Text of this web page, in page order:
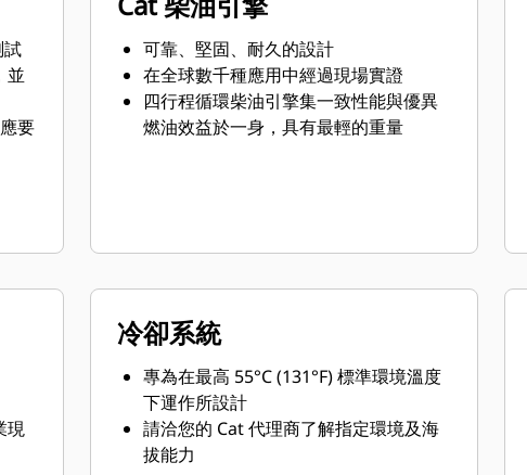
試
並
要
可靠、堅固、耐久的設計
在全球數千種應用中經過現場實證
四行程循環柴油引擎集一致性能與優異
燃油效益於一身，具有最輕的重量
現
冷卻系統
專為在最高 55°C (131°F) 標準環境溫度
下運作所設計
請洽您的 Cat 代理商了解指定環境及海
拔能力